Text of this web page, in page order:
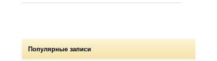
Популярные записи